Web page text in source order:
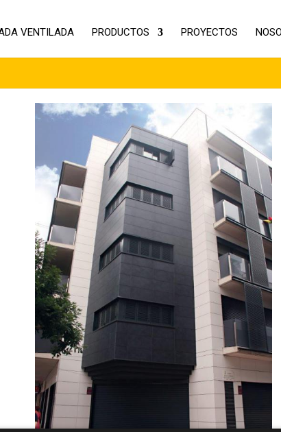
VENTILADA PRODUCTOS PROYECTOS